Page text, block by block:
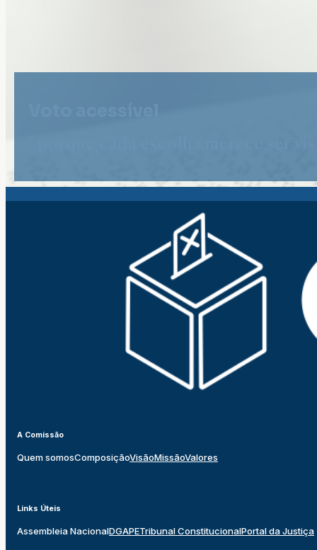
A Comissão
Quem somosComposiçãoVisãoMissãoValores
Links Úteis
Assembleia NacionalDGAPETribunal ConstitucionalPortal da Justiça